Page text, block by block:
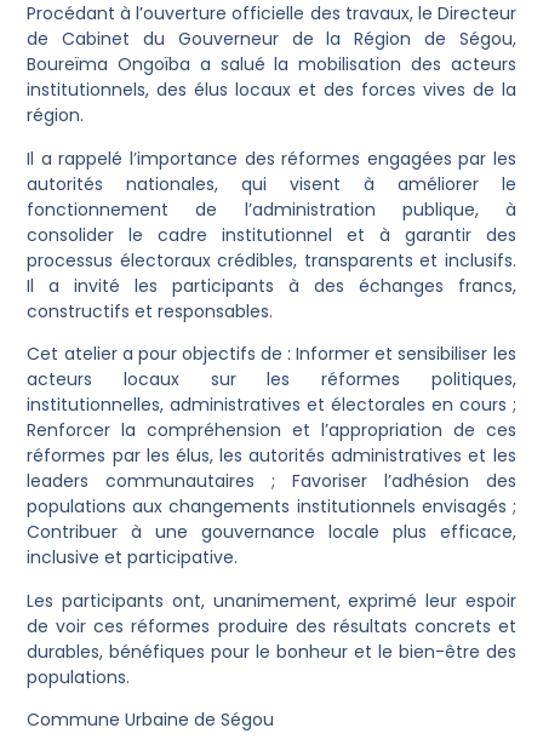
Procédant à l’ouverture officielle des travaux, le Directeur
de Cabinet du Gouverneur de la Région de Ségou,
Boureïma Ongoïba a salué la mobilisation des acteurs
institutionnels, des élus locaux et des forces vives de la
région.
Il a rappelé l’importance des réformes engagées par les
autorités nationales, qui visent à améliorer le
fonctionnement de l’administration publique, à
consolider le cadre institutionnel et à garantir des
processus électoraux crédibles, transparents et inclusifs.
Il a invité les participants à des échanges francs,
constructifs et responsables.
Cet atelier a pour objectifs de : Informer et sensibiliser les
acteurs locaux sur les réformes politiques,
institutionnelles, administratives et électorales en cours ;
Renforcer la compréhension et l’appropriation de ces
réformes par les élus, les autorités administratives et les
leaders communautaires ; Favoriser l’adhésion des
populations aux changements institutionnels envisagés ;
Contribuer à une gouvernance locale plus efficace,
inclusive et participative.
Les participants ont, unanimement, exprimé leur espoir
de voir ces réformes produire des résultats concrets et
durables, bénéfiques pour le bonheur et le bien-être des
populations.
Commune Urbaine de Ségou